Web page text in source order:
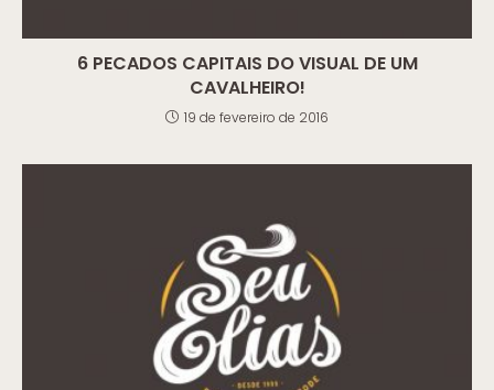
6 PECADOS CAPITAIS DO VISUAL DE UM
CAVALHEIRO!
19 de fevereiro de 2016